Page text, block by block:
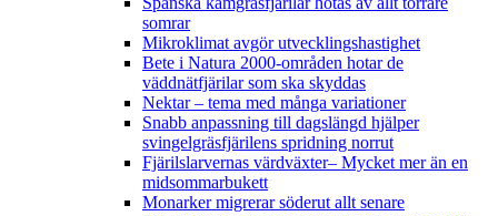
somrar
Mikroklimat avgör utvecklingshastighet
Bete i Natura 2000-områden hotar de
väddnätfjärilar som ska skyddas
Nektar – tema med många variationer
Snabb anpassning till dagslängd hjälper
svingelgräsfjärilens spridning norrut
Fjärilslarvernas värdväxter– Mycket mer än en
midsommarbukett
Monarker migrerar söderut allt senare